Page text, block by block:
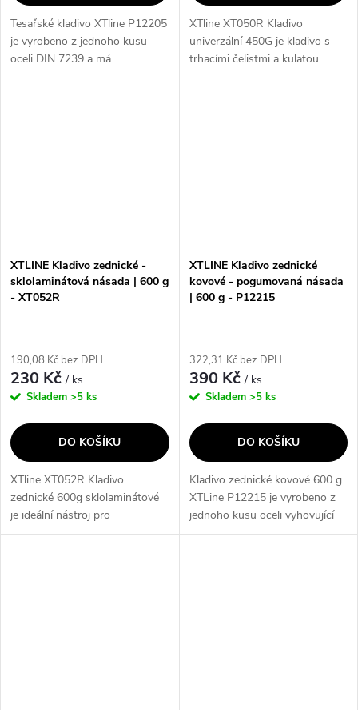
Tesařské kladivo XTline P12205
je vyrobeno z jednoho kusu
oceli DIN 7239 a má
magnetický držák hřebíku pro
XTline XT050R Kladivo
univerzální 450G je kladivo s
trhacími čelistmi a kulatou
hlavou s drážkami pro snadné
XTLINE Kladivo zednické -
sklolaminátová násada | 600 g
- XT052R
190,08 Kč bez DPH
230 Kč/ ks
Skladem >5 ks
DO KOŠÍKU
XTline XT052R Kladivo
zednické 600g sklolaminátové
je ideální nástroj pro
profesionální zedníky i amatéry.
XTLINE Kladivo zednické
kovové - pogumovaná násada
| 600 g - P12215
322,31 Kč bez DPH
390 Kč/ ks
Skladem >5 ks
DO KOŠÍKU
Kladivo zednické kovové 600 g
XTLine P12215 je vyrobeno z
jednoho kusu oceli vyhovující
normě DIN 7239. Plastová